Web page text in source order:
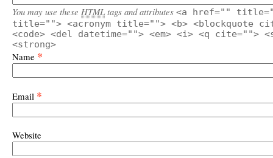
You may use these HTML tags and attributes <a href=""
title=""> <acronym title=""> <b> <blockquote
<code> <del datetime=""> <em> <i> <q cite="">
<strong>
Name *
Email *
Website